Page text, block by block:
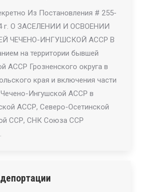
Из Постановления # 255-
г. О ЗАСЕЛЕНИИ И ОСВОЕНИИ
ЧЕЧЕНО-ИНГУШСКОЙ АССР В
на территории бывшей
АССР Грозненского округа в
края и включения части
Ингушской АССР в
АССР, Северо-Осетинской
ССР, СНК Союза ССР